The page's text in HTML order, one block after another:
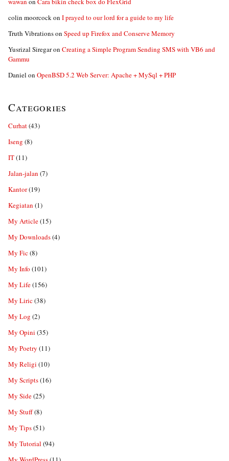
colin moorcockon I prayed to our lord for a guide to my life
Truth Vibrationson Speed up Firefox and Conserve Memory
Yusrizal Siregaron Creating a Simple Program Sending SMS with VB6 and
Gammu
Daniel on OpenBSD 5.2 Web Server: Apache + MySql + PHP
Categories
Curhat(43)
Iseng (8)
IT(11)
Jalan-jalan (7)
Kantor(19)
Kegiatan (1)
My Article(15)
My Downloads(4)
My Fic(8)
My Info (101)
My Life(156)
My Liric(38)
My Log (2)
My Opini (35)
My Poetry (11)
My Religi (10)
My Scripts(16)
My Side(25)
My Stuff(8)
My Tips(51)
My Tutorial (94)